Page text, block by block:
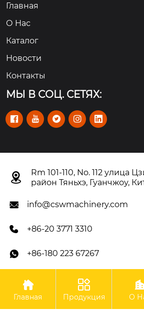
Главная
О Hас
Каталог
Новости
Контакты
МЫ В СОЦ. СЕТЯХ:
    

Rm 101-110, No. 112 улица
район Тяньхэ, Гуанчжоу,
 info@cswmachinery.com
 +86-20 3771 3310
 +86-180 223 67267
Авторское право©OOO Гуанчжоу
Limited

Главная

Продукция О